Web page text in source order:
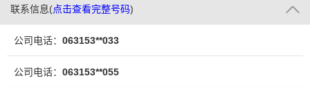
联系信息(点击查看完整号码)
公司电话： 063153**033
公司电话： 063153**055